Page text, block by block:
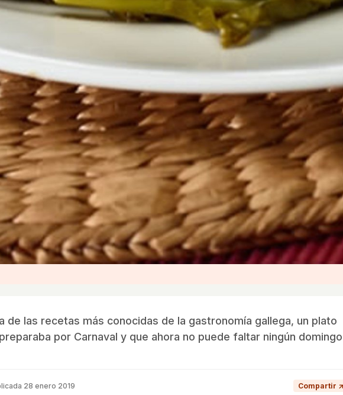
de las recetas más conocidas de la gastronomía gallega, un plato
por Carnaval y que ahora no puede faltar ningún domingo
28 enero 2019 Compartir ↗